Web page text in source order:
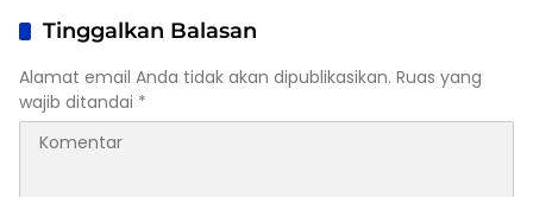
Tinggalkan Balasan
Alamat email Anda tidak akan dipublikasikan. Ruas yang
wajib ditandai *